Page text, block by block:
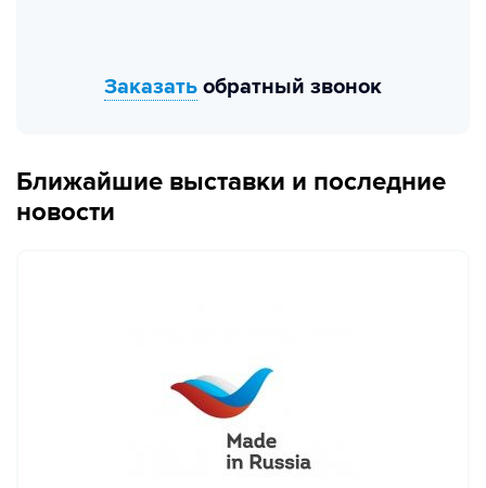
Заказать обратный звонок
Ближайшие выставки и последние
новости